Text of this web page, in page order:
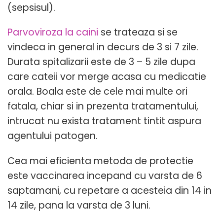
(sepsisul).
Parvoviroza la caini se trateaza si se
vindeca in general in decurs de 3 si 7 zile.
Durata spitalizarii este de 3 – 5 zile dupa
care cateii vor merge acasa cu medicatie
orala. Boala este de cele mai multe ori
fatala, chiar si in prezenta tratamentului,
intrucat nu exista tratament tintit aspura
agentului patogen.
Cea mai eficienta metoda de protectie
este vaccinarea incepand cu varsta de 6
saptamani, cu repetare a acesteia din 14 in
14 zile, pana la varsta de 3 luni.